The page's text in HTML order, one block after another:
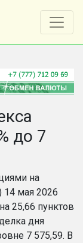
до 7
на
14 мая 2026
25,66 пунктов
дня
7 575,59. В